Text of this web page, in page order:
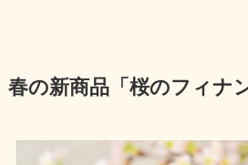
春の新商品「桜のフィナ